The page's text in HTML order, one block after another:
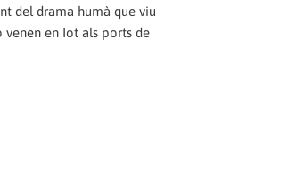
del drama humà que viu
en Iot als ports de